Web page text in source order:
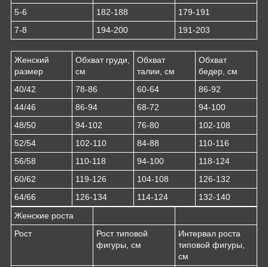
5-6
182-188
179-191
7-8
194-200 191-203
Женский
размер
Обхват груди,
см
Обхват
талии, см
Обхват
бедер, см
40/42
78-86 60-64
86-92
44/46
86-94 68-72
94-100
48/50
94-102 76-80
102-108
52/54
102-110 84-88
110-116
56/58
110-118 94-100
118-124
60/62
119-126 104-108
126-132
64/66
126-134 114-124
132-140
Женские роста
Рост
Рост типовой
фигуры, см
Интервал роста
типовой фигуры,
см